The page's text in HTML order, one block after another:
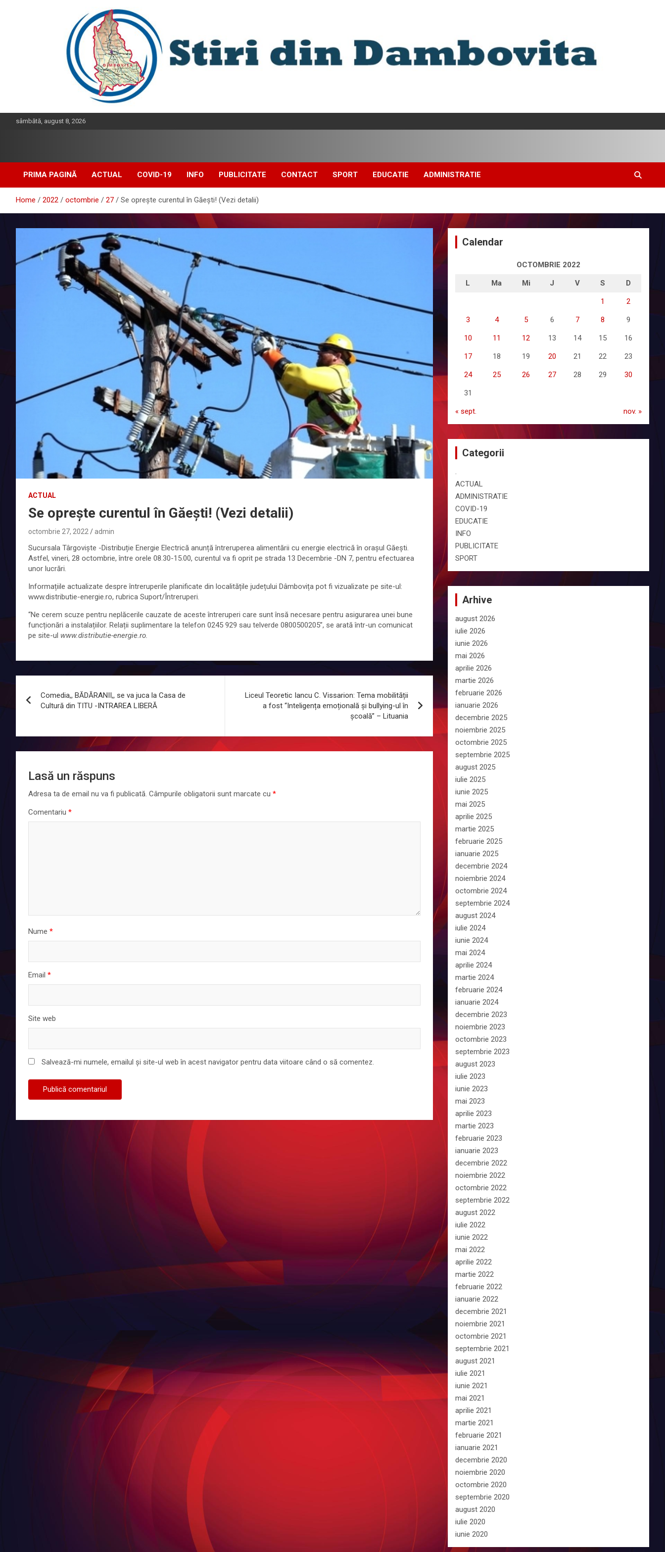
sâmbătă, august 8, 2026
PRIMA PAGINĂ ACTUAL COVID-19 INFO PUBLICITATE CONTACT SPORT EDUCATIE ADMINISTRATIE
Home 2022 octombrie 27 Se oprește curentul în Găești! (Vezi detalii)
ACTUAL
Se oprește curentul în Găești! (Vezi detalii)
octombrie 27, 2022 admin
Sucursala Târgoviște -Distribuție Energie Electrică anunță întreruperea alimentării cu energie electrică în orașul Găești.
Astfel, vineri, 28 octombrie, între orele 08.30-15.00, curentul va fi oprit pe strada 13 Decembrie -DN 7, pentru efectuarea
unor lucrări.
Informațiile actualizate despre întreruperile planificate din localitățile județului Dâmbovița pot fi vizualizate pe site-ul:
www.distributie-energie.ro, rubrica Suport/Întreruperi.
“Ne cerem scuze pentru neplăcerile cauzate de aceste întreruperi care sunt însă necesare pentru asigurarea unei bune
funcționări a instalațiilor. Relații suplimentare la telefon 0245 929 sau telverde 0800500205”, se arată într-un comunicat
pe site-ul www.distributie-energie.ro.
în
Comedia,, BĂDĂRANII,, se va juca la Casa de
Cultură din TITU -INTRAREA LIBERĂ
Liceul Teoretic Iancu C. Vissarion: Tema mobilității
a fost “Inteligența emoțională și bullying-ul în
școală” – Lituania
Lasă un răspuns
Adresa ta de email nu va fi publicată. Câmpurile obligatorii sunt marcate cu *
Comentariu *
Nume *
Email *
Site web
Salvează-mi numele, emailul și site-ul web în acest navigator pentru data viitoare când o să comentez.
Calendar
OCTOMBRIE 2022
L Ma Mi J V S D
1 2
3 4 5 6 7 8 9
10 11 12 13 14 15 16
17 18 19 20 21 22 23
24 25 26 27 28 29 30
31
« sept. nov. »
Categorii
.
ACTUAL
ADMINISTRATIE
COVID-19
EDUCATIE
INFO
PUBLICITATE
SPORT
Arhive
august 2026
iulie 2026
iunie 2026
mai 2026
aprilie 2026
martie 2026
februarie 2026
ianuarie 2026
decembrie 2025
noiembrie 2025
octombrie 2025
septembrie 2025
august 2025
iulie 2025
iunie 2025
mai 2025
aprilie 2025
martie 2025
februarie 2025
ianuarie 2025
decembrie 2024
noiembrie 2024
octombrie 2024
septembrie 2024
august 2024
iulie 2024
iunie 2024
mai 2024
aprilie 2024
martie 2024
februarie 2024
ianuarie 2024
decembrie 2023
noiembrie 2023
octombrie 2023
septembrie 2023
august 2023
iulie 2023
iunie 2023
mai 2023
aprilie 2023
martie 2023
februarie 2023
ianuarie 2023
decembrie 2022
noiembrie 2022
octombrie 2022
septembrie 2022
august 2022
iulie 2022
iunie 2022
mai 2022
aprilie 2022
martie 2022
februarie 2022
ianuarie 2022
decembrie 2021
noiembrie 2021
octombrie 2021
septembrie 2021
august 2021
iulie 2021
iunie 2021
mai 2021
aprilie 2021
martie 2021
februarie 2021
ianuarie 2021
decembrie 2020
noiembrie 2020
octombrie 2020
septembrie 2020
august 2020
iulie 2020
iunie 2020